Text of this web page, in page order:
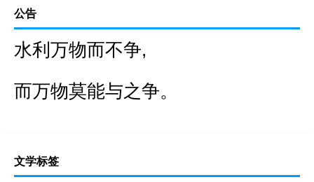
公告
水利万物而不争,
而万物莫能与之争。
文学标签